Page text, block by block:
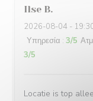
Ilse B
2026-08-04 -
Υπηρεσία : 3/5
3/5
Locatie is top